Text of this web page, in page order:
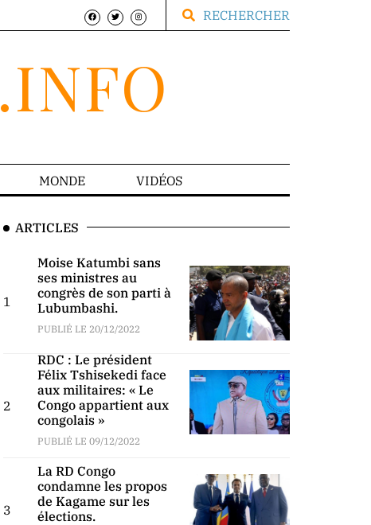
RECHERCHER
.INFO
MONDE VIDÉOS
ARTICLES
1
Moise Katumbi sans
ses ministres au
congrès de son parti à
Lubumbashi.
PUBLIÉ LE 20/12/2022
2
RDC : Le président
Félix Tshisekedi face
aux militaires: « Le
Congo appartient aux
congolais »
PUBLIÉ LE 09/12/2022
3
La RD Congo
condamne les propos
de Kagame sur les
élections.